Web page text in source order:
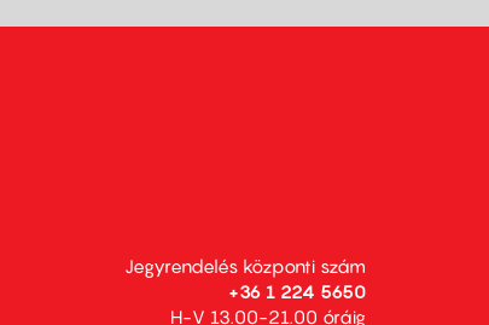
Jegyrendelés központi szám
+36 1 224 5650
H-V 13.00-21.00 óráig